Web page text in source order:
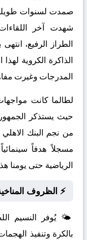
صمدت لسنوات طويلة
شهدت آخر
الطراز الرفيع،
الذاكرة الكروية
المدرجات وغيرت
لطالما كانت
حيث يستذكر
من نجم البنك
مسجلاً هدفاً
الرياضية حتى يومنا
⚡ الظروف
🌤️ يُوفر النسيم
بالكرة وتنفيذ